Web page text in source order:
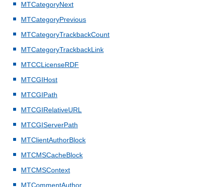
MTCategoryNext
MTCategoryPrevious
MTCategoryTrackbackCount
MTCategoryTrackbackLink
MTCCLicenseRDF
MTCGIHost
MTCGIPath
MTCGIRelativeURL
MTCGIServerPath
MTClientAuthorBlock
MTCMSCacheBlock
MTCMSContext
MTCommentAuthor